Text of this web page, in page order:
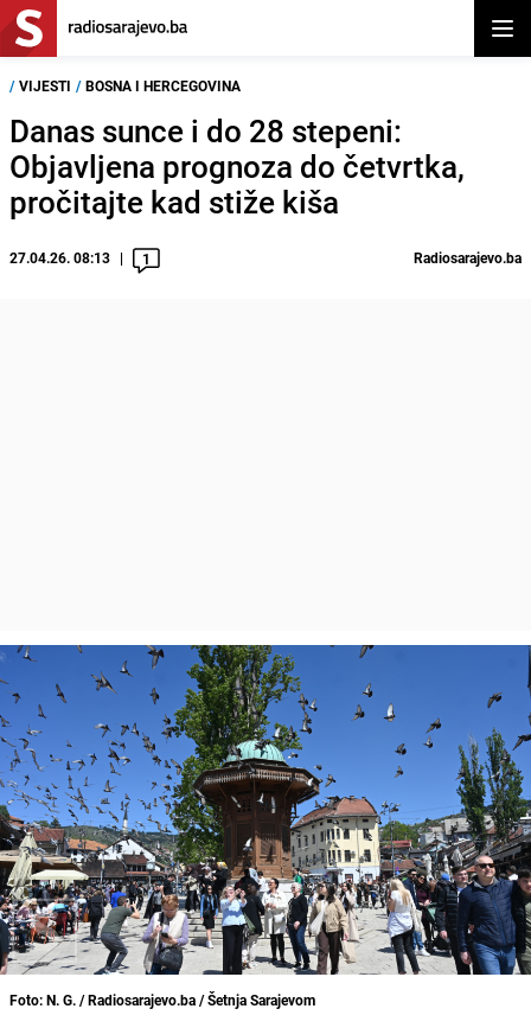
/ VIJESTI / BOSNA I HERCEGOVINA
Danas sunce i do 28 stepeni:
Objavljena prognoza do četvrtka,
pročitajte kad stiže kiša
27.04.26. 08:13 1 Radiosarajevo.ba
Foto: N. G. / Radiosarajevo.ba / Šetnja Sarajevom